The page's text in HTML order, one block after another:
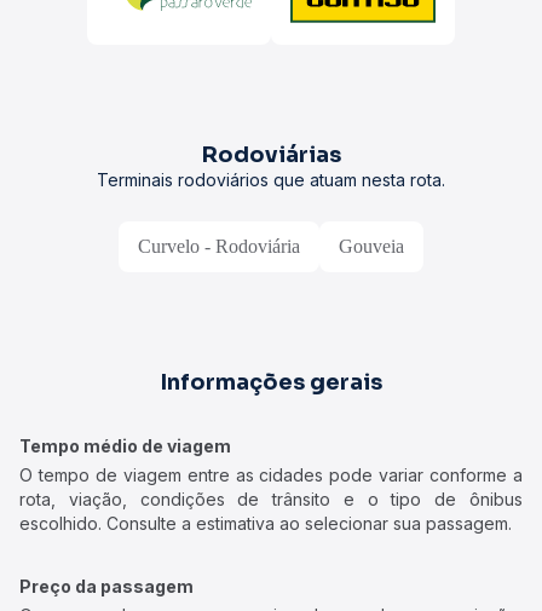
Rodoviárias
Terminais rodoviários que atuam nesta rota.
Curvelo - Rodoviária Gouveia
Informações gerais
Tempo médio de viagem
O tempo de viagem entre as cidades pode variar conforme a
rota, viação, condições de trânsito e o tipo de ônibus
escolhido. Consulte a estimativa ao selecionar sua passagem.
Preço da passagem